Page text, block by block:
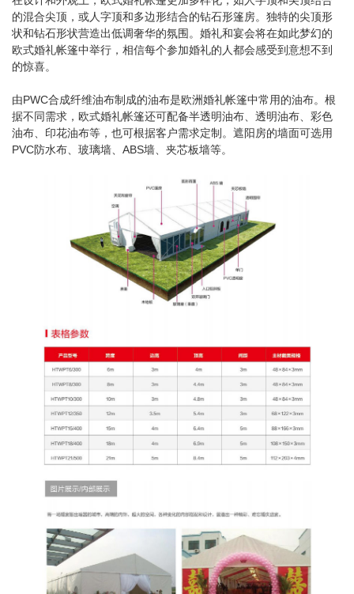
的混合尖顶，或人字顶和多边形结合的钻石形篷房。独特的尖顶形
状和钻石形状营造出低调奢华的氛围。婚礼和宴会将在如此梦幻的
欧式婚礼帐篷中举行，相信每个参加婚礼的人都会感受到意想不到
的惊喜。
由PWC合成纤维油布制成的油布是欧洲婚礼帐篷中常用的油布。根
据不同需求，欧式婚礼帐篷还可配备半透明油布、透明油布、彩色
油布、印花油布等，也可根据客户需求定制。遮阳房的墙面可选用
PVC防水布、玻璃墙、ABS墙、夹芯板墙等。